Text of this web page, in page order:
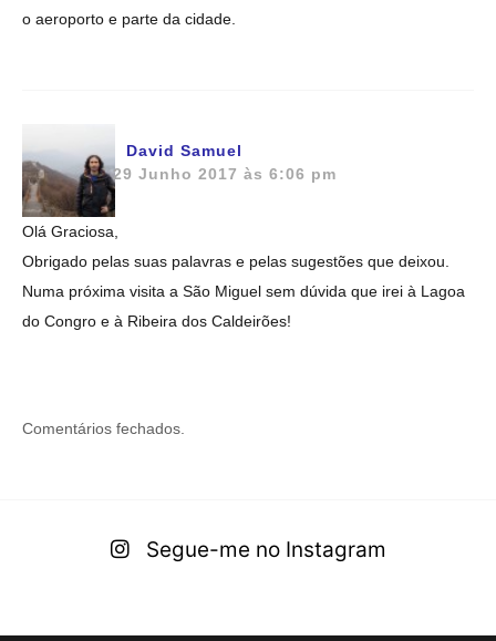
o aeroporto e parte da cidade.
David Samuel
29 Junho 2017 às 6:06 pm
Olá Graciosa,
Obrigado pelas suas palavras e pelas sugestões que deixou.
Numa próxima visita a São Miguel sem dúvida que irei à Lagoa
do Congro e à Ribeira dos Caldeirões!
Comentários fechados.
Segue-me no Instagram